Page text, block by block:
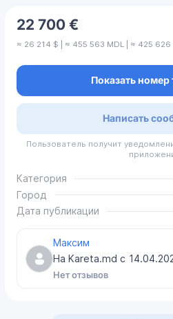
22 700 €
≈ 26 214 $ | ≈ 455 563 MDL | ≈ 425 626
Показать номер
Написать
Пользователь получит
Категория
Город
Дата публикации
Максим
На Kareta.md с
Нет отзывов